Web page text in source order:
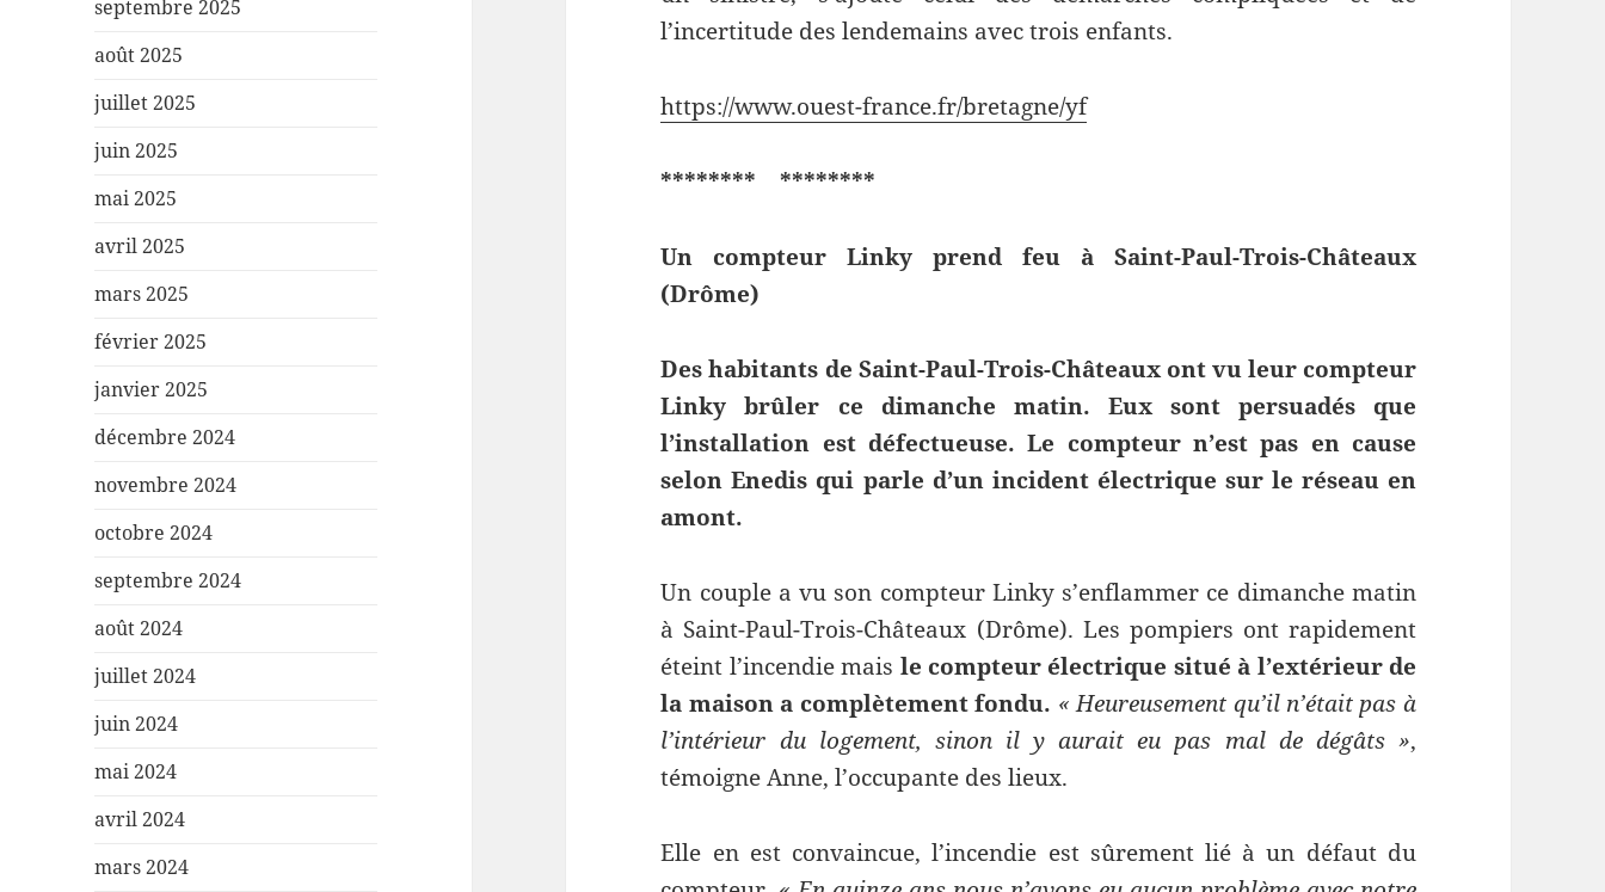
septembre 2025
août 2025
juillet 2025
juin 2025
mai 2025
avril 2025
mars 2025
février 2025
janvier 2025
décembre 2024
novembre 2024
octobre 2024
septembre 2024
août 2024
juillet 2024
juin 2024
mai 2024
avril 2024
mars 2024
l’incertitude des lendemains avec trois enfants.
https://www.ouest-france.fr/bretagne/yf
******** ********
Un compteur Linky prend feu à Saint-Paul-Trois-Châteaux
(Drôme)
Des habitants de Saint-Paul-Trois-Châteaux ont vu leur compteur
Linky brûler ce dimanche matin. Eux sont persuadés que
l’installation est défectueuse. Le compteur n’est pas en cause
selon Enedis qui parle d’un incident électrique sur le réseau en
amont.
Un couple a vu son compteur Linky s’enflammer ce dimanche matin
à Saint-Paul-Trois-Châteaux (Drôme). Les pompiers ont rapidement
éteint l’incendie mais le compteur électrique situé à l’extérieur de
la maison a complètement fondu. « Heureusement qu’il n’était pas à
l’intérieur du logement, sinon il y aurait eu pas mal de dégâts »,
témoigne Anne, l’occupante des lieux.
Elle en est convaincue, l’incendie est sûrement lié à un défaut du